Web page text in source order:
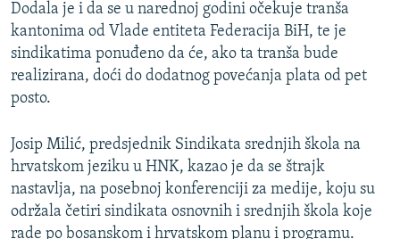
Dodala je i da se u narednoj godini očekuje tranša
kantonima od Vlade entiteta Federacija BiH, te je
sindikatima ponuđeno da će, ako ta tranša bude
realizirana, doći do dodatnog povećanja plata od pet
posto.
Josip Milić, predsjednik Sindikata srednjih škola na
hrvatskom jeziku u HNK, kazao je da se štrajk
nastavlja, na posebnoj konferenciji za medije, koju su
održala četiri sindikata osnovnih i srednjih škola koje
rade po bosanskom i hrvatskom planu i programu.